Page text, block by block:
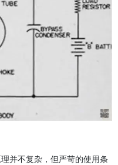
并不复杂，但严苛的使用条